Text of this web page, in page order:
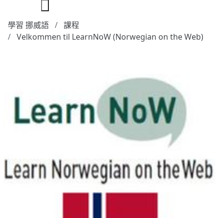
學習 挪威語
課程
Velkommen til LearnNoW (Norwegian on the Web)